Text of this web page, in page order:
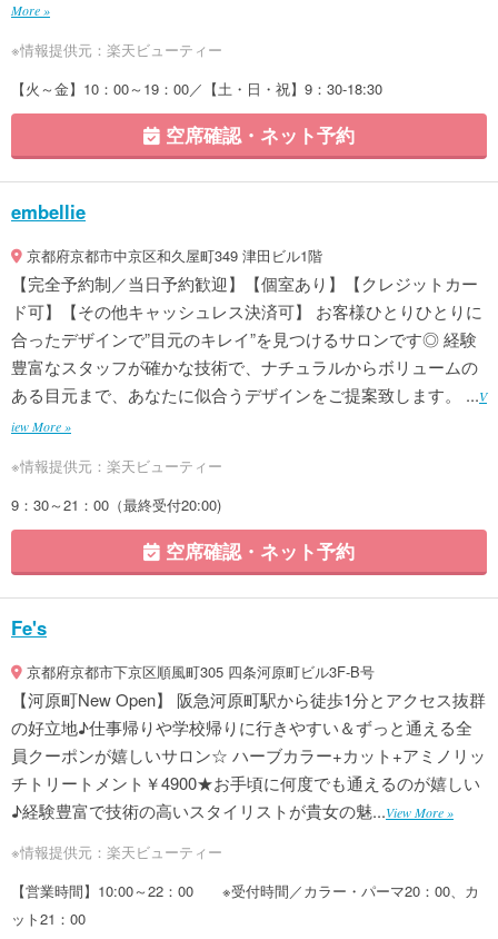
More »
※情報提供元：楽天ビューティー
【火～金】10：00～19：00／【土・日・祝】9：30‐18:30
空席確認・ネット予約
embellie
京都府京都市中京区和久屋町349 津田ビル1階
【完全予約制／当日予約歓迎】【個室あり】【クレジットカー
ド可】【その他キャッシュレス決済可】 お客様ひとりひとりに
合ったデザインで”目元のキレイ”を見つけるサロンです◎ 経験
豊富なスタッフが確かな技術で、ナチュラルからボリュームの
ある目元まで、あなたに似合うデザインをご提案致します。 ...V
iew More »
※情報提供元：楽天ビューティー
9：30～21：00（最終受付20:00)
空席確認・ネット予約
Fe's
京都府京都市下京区順風町305 四条河原町ビル3F-B号
【河原町New Open】 阪急河原町駅から徒歩1分とアクセス抜群
の好立地♪仕事帰りや学校帰りに行きやすい＆ずっと通える全
員クーポンが嬉しいサロン☆ ハーブカラー+カット+アミノリッ
チトリートメント￥4900★お手頃に何度でも通えるのが嬉しい
♪経験豊富で技術の高いスタイリストが貴女の魅...View More »
※情報提供元：楽天ビューティー
【営業時間】10:00～22：00 ※受付時間／カラー・パーマ20：00、カ
ット21：00